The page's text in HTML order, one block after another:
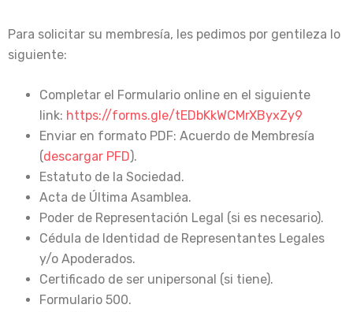
Para solicitar su membresía, les pedimos por gentileza lo
siguiente:
Completar el Formulario online en el siguiente
link: https://forms.gle/tEDbKkWCMrXByxZy9
Enviar en formato PDF: Acuerdo de Membresía
(descargar PFD).
Estatuto de la Sociedad.
Acta de Última Asamblea.
Poder de Representación Legal (si es necesario).
Cédula de Identidad de Representantes Legales
y/o Apoderados.
Certificado de ser unipersonal (si tiene).
Formulario 500.